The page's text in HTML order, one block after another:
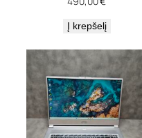
6 GB
Į krepšelį